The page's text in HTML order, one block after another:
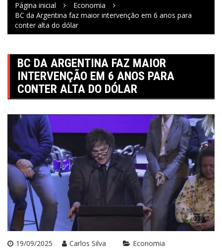
Página inicial
Economia
BC da Argentina faz maior intervenção em 6 anos para
conter alta do dólar
BC DA ARGENTINA FAZ MAIOR
INTERVENÇÃO EM 6 ANOS PARA
CONTER ALTA DO DÓLAR
19/09/2025 Carlos Silva Economia